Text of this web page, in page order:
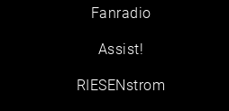
Fanradio
Assist!
RIESENstrom